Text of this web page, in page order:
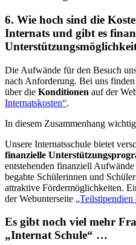
6. Wie hoch sind die
Internats und gibt es
Die Aufwände für den Besuch
nach Anforderung. Bei uns
über die Konditionen auf der
Internatskosten“.
In diesem Zusammenhang
Unsere Internatsschule bietet
finanzielle
entstehenden finanziell
begabte Schülerinnen und
attraktive Fördermöglichkeiten.
der Webunterseite „Teilstipendien
Es gibt noch viel mehr
„Internat Schule“ …